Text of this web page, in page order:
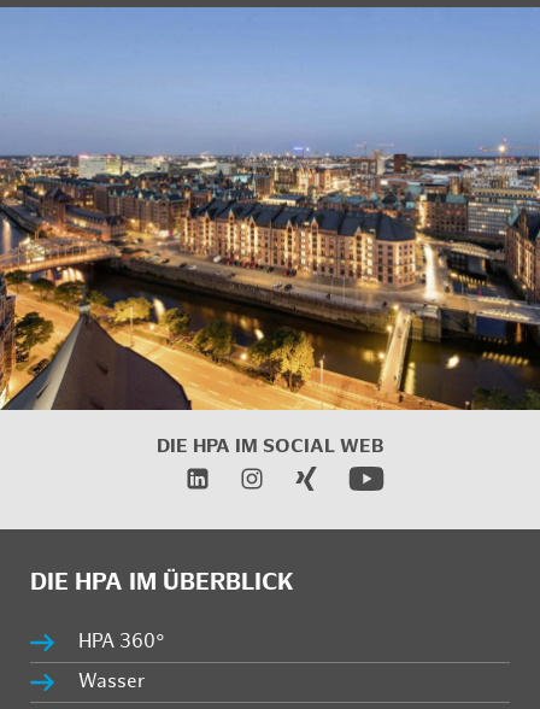
DIE HPA IM SOCIAL WEB
DIE HPA IM ÜBERBLICK
HPA 360°
Wasser